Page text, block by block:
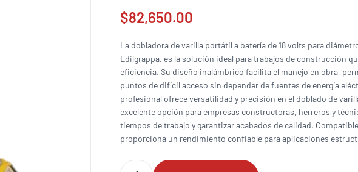
$82,650.00
La dobladora de varilla portátil a batería de 18 volts para
Edilgrappa, es la solución ideal para trabajos de construcción
eficiencia. Su diseño inalámbrico facilita el manejo en obra,
puntos de difícil acceso sin depender de fuentes de energía
profesional ofrece versatilidad y precisión en el doblado de
excelente opción para empresas constructoras, herreros y
tiempos de trabajo y garantizar acabados de calidad.
proporciona un rendimiento confiable para aplicaciones
Dobladora